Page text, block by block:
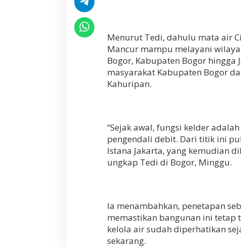
Menurut Tedi, dahulu mata air
Mancur mampu melayani
Bogor, Kabupaten Bogor
masyarakat Kabupaten Bogor
Kahuripan.
“Sejak awal, fungsi kelder
pengendali debit. Dari titik ini
Istana Jakarta, yang kemudian
ungkap Tedi di Bogor, Minggu.
Ia menambahkan, penetapan
memastikan bangunan ini tetap
kelola air sudah diperhatikan
sekarang.